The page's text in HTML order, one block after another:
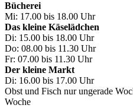
Bücherei
Mi: 17.00 bis 18.00 Uhr
Das kleine Käselädchen
Di: 15.00 bis 18.00 Uhr
Do: 08.00 bis 11.30 Uhr
Fr: 07.00 bis 11.30 Uhr
Der kleine Markt
Di: 16.00 bis 17.00 Uhr
Obst und Fisch nur ungerade
Woche